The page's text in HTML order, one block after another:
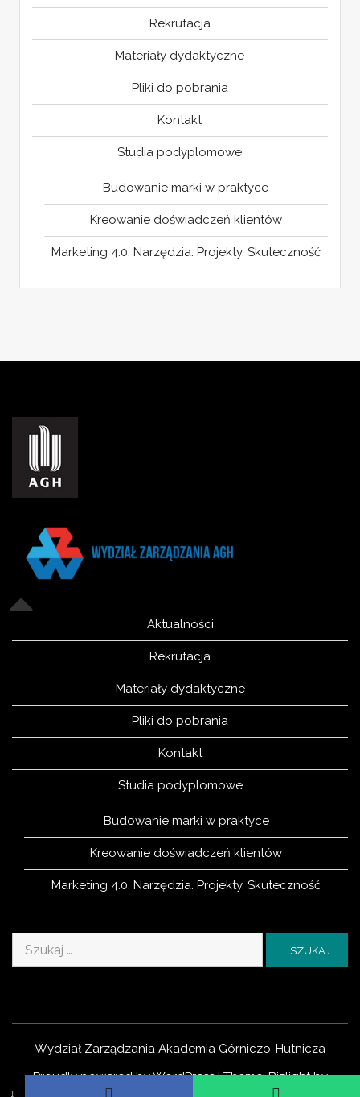
Rekrutacja
Materiały dydaktyczne
Pliki do pobrania
Kontakt
Studia podyplomowe
Budowanie marki w praktyce
Kreowanie doświadczeń klientów
Marketing 4.0. Narzędzia. Projekty. Skuteczność
Aktualności
Rekrutacja
Materiały dydaktyczne
Pliki do pobrania
Kontakt
Studia podyplomowe
Budowanie marki w praktyce
Kreowanie doświadczeń klientów
Marketing 4.0. Narzędzia. Projekty. Skuteczność
Wydział Zarządzania Akademia Górniczo-Hutnicza
Proudly powered by WordPress |Theme: Bizlight by
↓